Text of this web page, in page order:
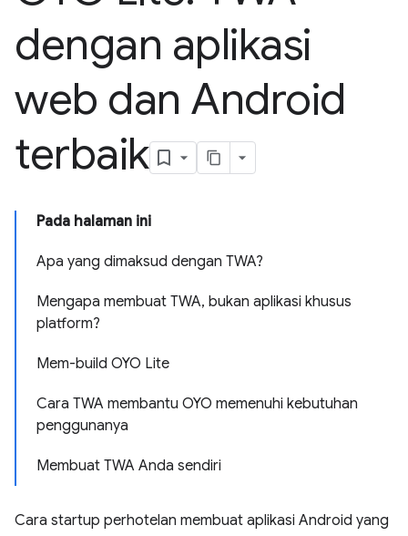
dengan aplikasi
web dan Android
terbaik
Pada halaman ini
Apa yang dimaksud dengan TWA?
Mengapa membuat TWA, bukan aplikasi khusus
platform?
Mem-build OYO Lite
Cara TWA membantu OYO memenuhi kebutuhan
penggunanya
Membuat TWA Anda sendiri
Cara startup perhotelan membuat aplikasi Android yang